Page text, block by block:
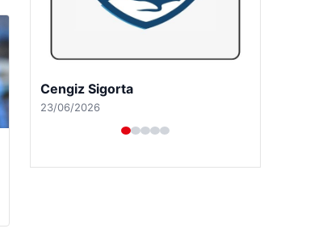
Hastaş Beton
26/05/2026